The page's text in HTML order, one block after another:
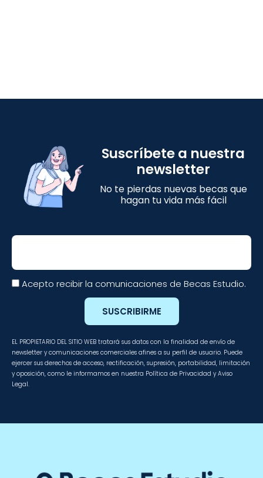
Suscríbete a nuestra
newsletter
No te pierdas nuevas becas que
hagan tu vida más fácil
Email
Acepto recibir la comunicaciones de Becas Estudio.
SUSCRIBIRME
EL PROPIETARIO DEL SITIO WEB tratará sus datos con la finalidad de envío de
newsletter y comunicaciones comerciales afines a su perfil de usuario. Puede
ejercer sus derechos de acceso, rectificación, supresión, portabilidad, limitación
y oposición, como le informamos en nuestra Política de Privacidad y Aviso
Legal.